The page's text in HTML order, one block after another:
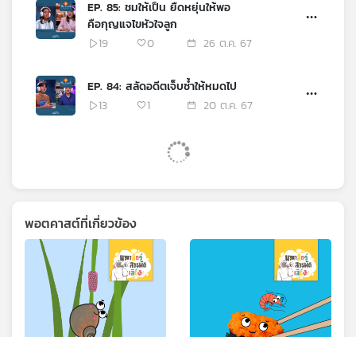
EP. 85: ชมให้เป็น ยืดหยุ่นให้พอ
คือกุญแจไขหัวใจลูก
19
0 26 ต.ค. 67
EP. 84: สลัดอดีตเจ็บซ้ำให้หมดไป
13
1 20 ต.ค. 67
พอตคาสต์ที่เกี่ยวข้อง